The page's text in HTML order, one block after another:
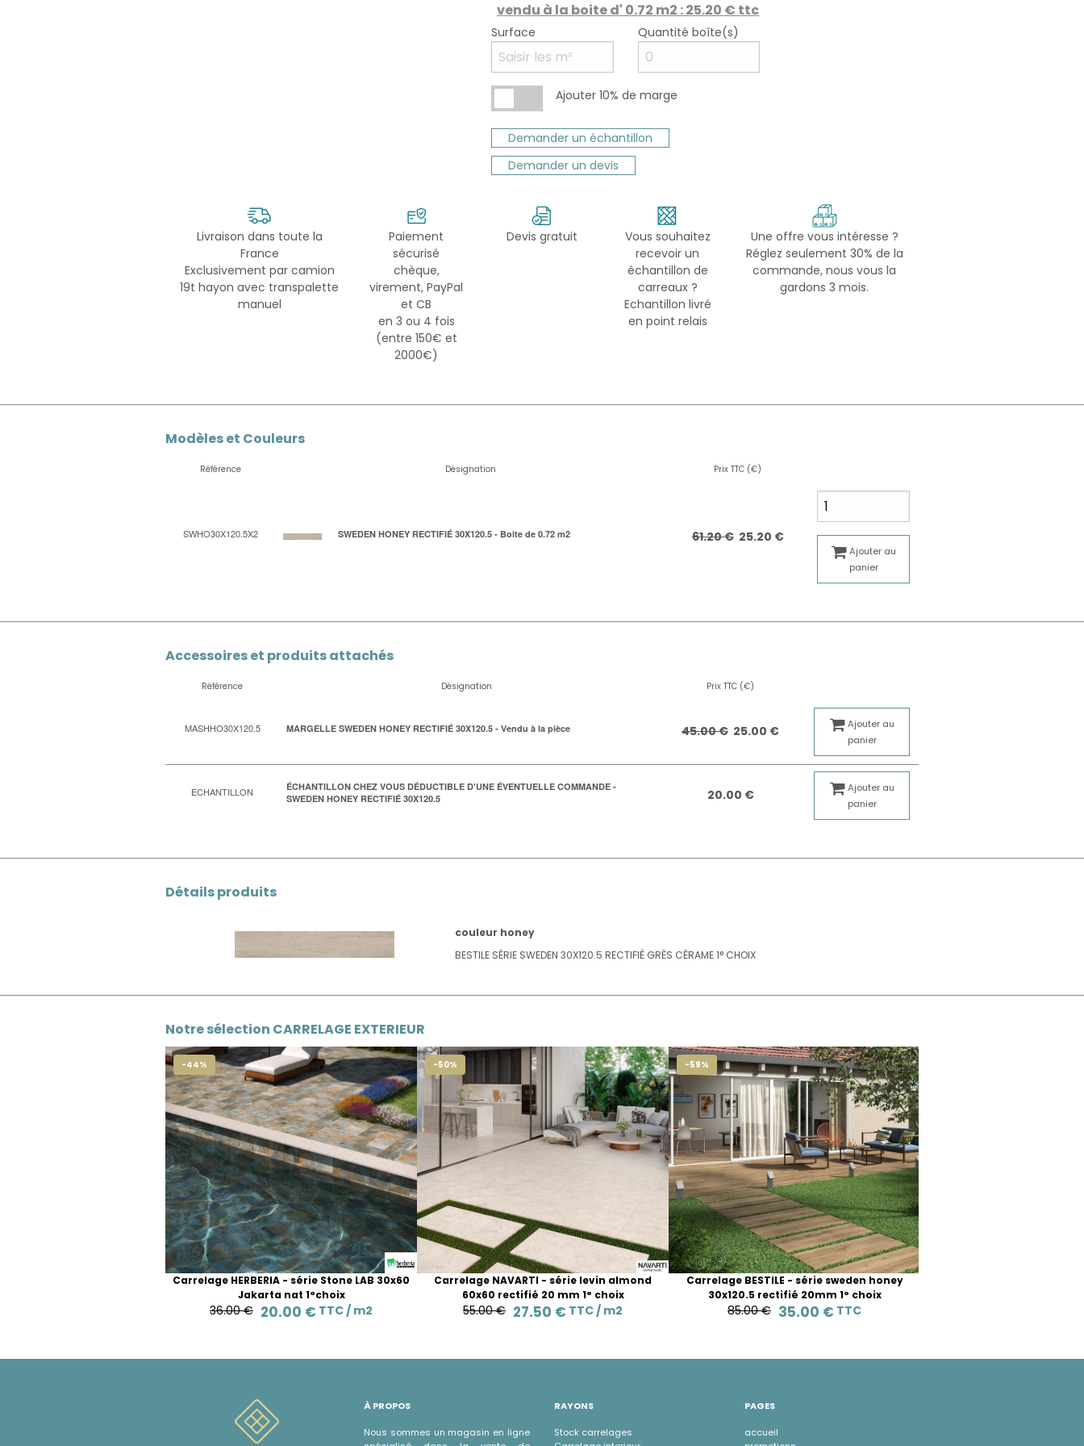
vendu à la boite d' 0.72 m2 : 25.20 € ttc
Surface Quantité boîte(s)
Ajouter 10% de marge
Demander un échantillon
Demander un devis
Livraison dans toute la
France
Exclusivement par camion
19t hayon avec transpalette
manuel
Paiement
sécurisé
chèque,
virement, PayPal
et CB
en 3 ou 4 fois
(entre 150€ et
2000€)
Devis gratuit
Vous souhaitez
recevoir un
échantillon de
carreaux ?
Echantillon livré
en point relais
Une offre vous intéresse ?
Réglez seulement 30% de la
commande, nous vous la
gardons 3 mois.
Modèles et Couleurs
Référence Désignation Prix TTC (€)
SWHO30X120.5X2 SWEDEN HONEY RECTIFIÉ 30X120.5 - Boite de 0.72 m2 61.20 €25.20 €
Ajouter au
panier
Accessoires et produits attachés
Référence Désignation Prix TTC (€)
MASHHO30X120.5 MARGELLE SWEDEN HONEY RECTIFIÉ 30X120.5 - Vendu à la pièce 45.00 € 25.00 €
Ajouter au
panier
ECHANTILLON
ÉCHANTILLON CHEZ VOUS DÉDUCTIBLE D'UNE ÉVENTUELLE COMMANDE -
SWEDEN HONEY RECTIFIÉ 30X120.5
20.00 €
Ajouter au
panier
Détails produits
couleur honey
BESTILE SÉRIE SWEDEN 30X120.5 RECTIFIÉ GRÈS CÉRAME 1° CHOIX
Notre sélection CARRELAGE EXTERIEUR
-44%
Carrelage HERBERIA - série Stone LAB 30x60
Jakarta nat 1°choix
36.00 € 20.00 € TTC / m2
-50%
Carrelage NAVARTI - série levin almond
60x60 rectifié 20 mm 1° choix
55.00 € 27.50 € TTC / m2
-59%
Carrelage BESTILE - série sweden honey
30x120.5 rectifié 20mm 1° choix
85.00 € 35.00 € TTC
À PROPOS
Nous sommes un magasin en ligne
RAYONS
Stock carrelages
PAGES
accueil